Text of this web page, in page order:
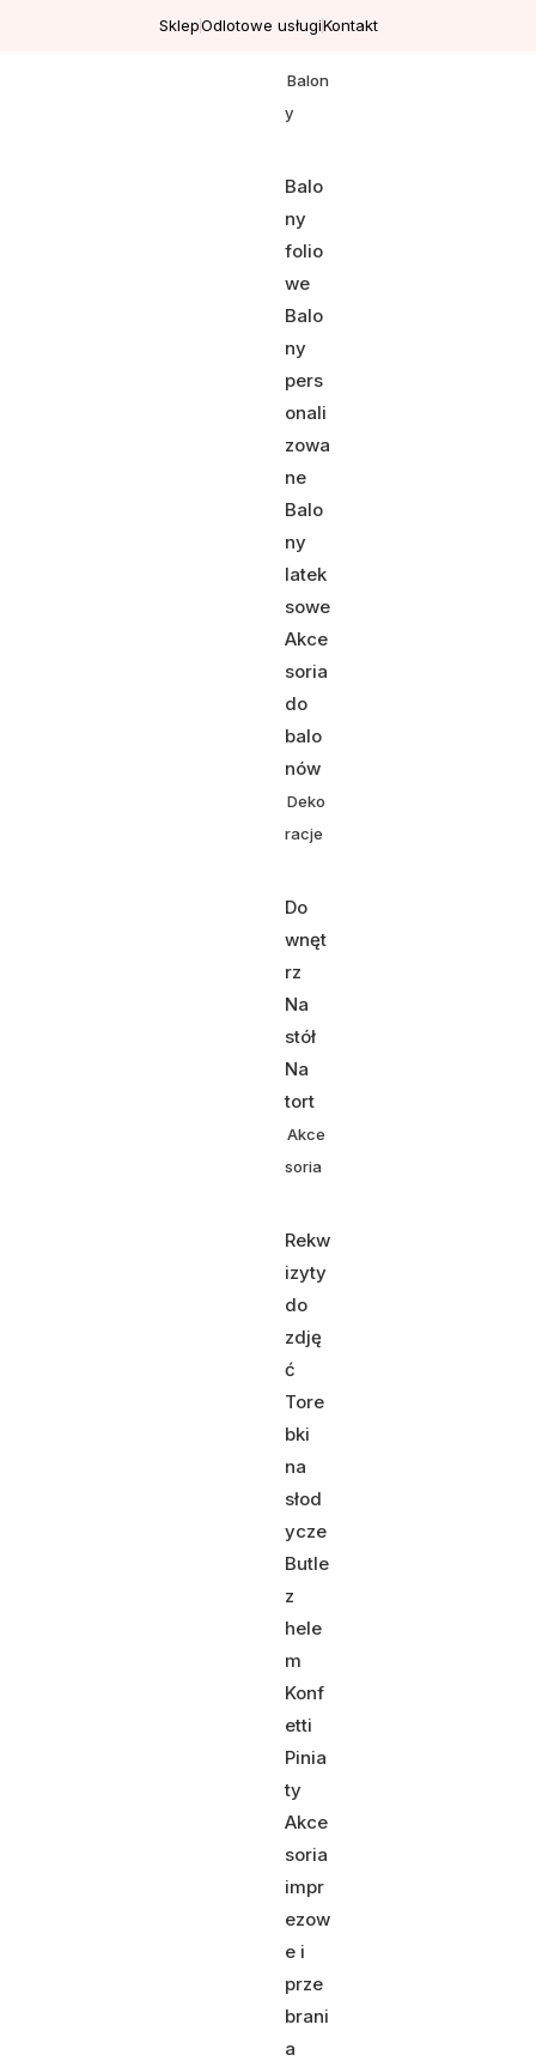
SklepOdlotowe usługiKontakt
Balon
y
Balo
ny
folio
we
Balo
ny
pers
onali
zowa
ne
Balo
ny
latek
sowe
Akce
soria
do
balo
nów
Deko
racje
Do
wnęt
rz
Na
stół
Na
tort
Akce
soria
Rekw
izyty
do
zdję
ć
Tore
bki
na
słod
ycze
Butle
z
hele
m
Konf
etti
Pinia
ty
Akce
soria
impr
ezow
e i
prze
brani
a